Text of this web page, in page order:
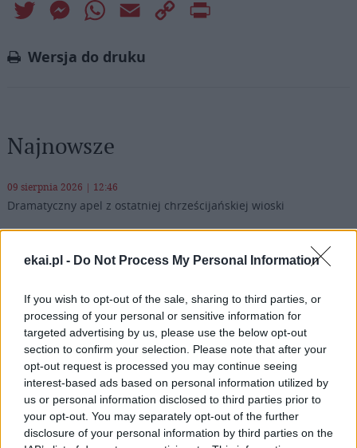
ekai.pl - Do Not Process My Personal Information
If you wish to opt-out of the sale, sharing to third parties, or
processing of your personal or sensitive information for
targeted advertising by us, please use the below opt-out
section to confirm your selection. Please note that after your
opt-out request is processed you may continue seeing
interest-based ads based on personal information utilized by
us or personal information disclosed to third parties prior to
your opt-out. You may separately opt-out of the further
disclosure of your personal information by third parties on the
Twitter MessengerWhatsApp
Email
Copy
Wersja do druku
Najnowsze
09 sierpnia 2026 | 12:46
Dramatyczny apel z ostatniej chrześcijańskiej wioski
09 sierpnia 2026 | 11:05
Międzyrzecz: Niezwykła wystawa „Sztuka i Architektura
Biskupstwa Lubuskiego”
09 sierpnia 2026 | 10:06
9 sierpnia Kościół wspomina św. Teresę Benedyktę od Krzyża –
Edytę Stein
09 sierpnia 2026 | 09:58
Pielgrzymi u patrona diecezji w Jędrzejowie
Popularne